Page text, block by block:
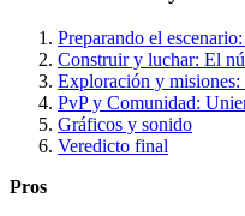
Preparando el
Construir y luchar: El
Exploración y misiones:
PvP y Comunidad:
Gráficos y sonido
Veredicto final
Pros